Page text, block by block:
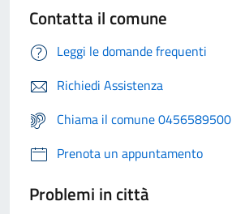
Contatta il comune
Leggi le domande frequenti
Richiedi Assistenza
Chiama il comune 0456589500
Prenota un appuntamento
Problemi in città